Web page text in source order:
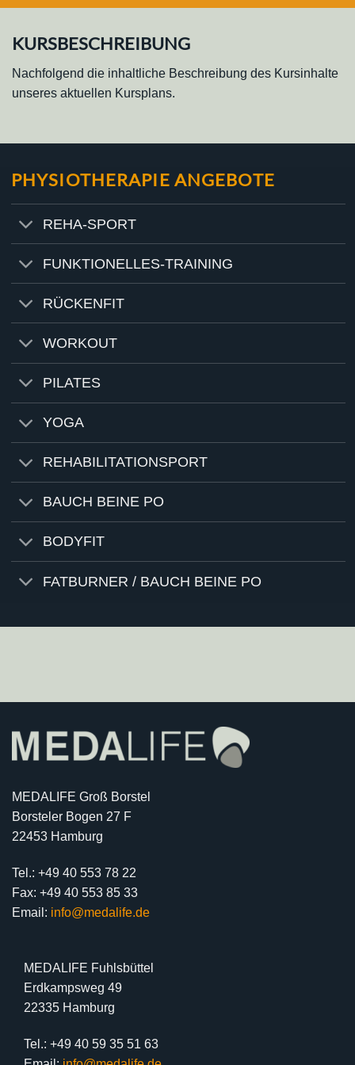
KURSBESCHREIBUNG
Nachfolgend die inhaltliche Beschreibung des Kursinhalte
unseres aktuellen Kursplans.
PHYSIOTHERAPIE ANGEBOTE
REHA-SPORT
FUNKTIONELLES-TRAINING
RÜCKENFIT
WORKOUT
PILATES
YOGA
REHABILITATIONSPORT
BAUCH BEINE PO
BODYFIT
FATBURNER / BAUCH BEINE PO
MEDALIFE Groß Borstel
Borsteler Bogen 27 F
22453 Hamburg
Tel.: +49 40 553 78 22
Fax: +49 40 553 85 33
Email: info@medalife.de
MEDALIFE Fuhlsbüttel
Erdkampsweg 49
22335 Hamburg
Tel.: +49 40 59 35 51 63